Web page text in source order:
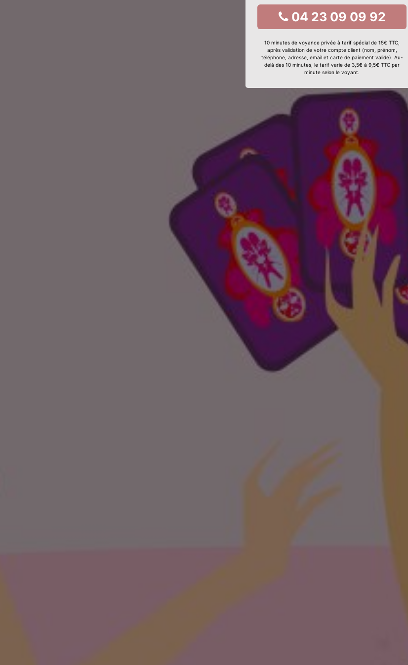
04 23 09 09 92
10 minutes de voyance privée à tarif spécial de 15€ TTC,
après validation de votre compte client (nom, prénom,
téléphone, adresse, email et carte de paiement valide). Au-
delà des 10 minutes, le tarif varie de 3,5€ à 9,5€ TTC par
minute selon le voyant.